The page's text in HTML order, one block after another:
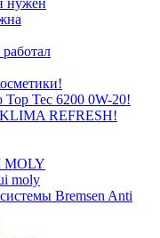
нужен
Tec 6200 0W-20!
REFRESH!
MOLY
moly
Bremsen Anti